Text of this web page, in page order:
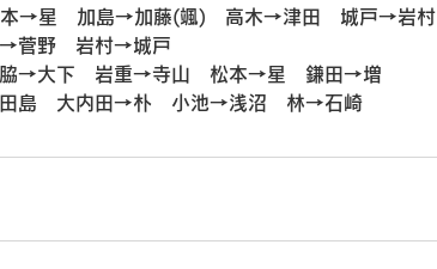
→星　加島→加藤(颯)　高木→津田　城戸→岩村
菅野　岩村→城戸
→大下　岩重→寺山　松本→星　鎌田→増
島　大内田→朴　小池→浅沼　林→石崎